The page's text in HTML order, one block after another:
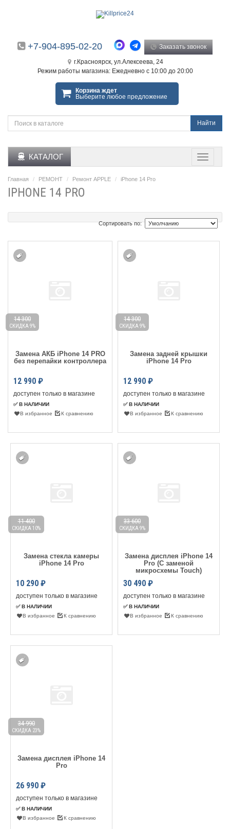
+7-904-895-02-20 Заказать звонок
г.Красноярск, ул.Алексеева, 24
Режим работы магазина: Ежедневно с 10:00 до 20:00
Корзина ждет
Выберите любое предложение
Найти
КАТАЛОГ
Главная РЕМОНТ Ремонт APPLE iPhone 14 Pro
IPHONE 14 PRO
Сортировать по:
Замена АКБ iPhone 14 PRO
без перепайки контроллера
12 990 ₽
14 300
СКИДКА 9%
доступен только в магазине
✅ В НАЛИЧИИ
В избранное
К сравнению
Замена задней крышки
iPhone 14 Pro
12 990 ₽
14 300
СКИДКА 9%
доступен только в магазине
✅ В НАЛИЧИИ
В избранное
К сравнению
Замена стекла камеры
iPhone 14 Pro
10 290 ₽
11 400
СКИДКА 10%
доступен только в магазине
✅ В НАЛИЧИИ
В избранное
К сравнению
Замена дисплея iPhone 14
Pro (С заменой
микросхемы Touch)
30 490 ₽
33 600
СКИДКА 9%
доступен только в магазине
✅ В НАЛИЧИИ
В избранное
К сравнению
Замена дисплея iPhone 14
Pro
26 990 ₽
34 990
СКИДКА 23%
доступен только в магазине
✅ В НАЛИЧИИ
В избранное
К сравнению